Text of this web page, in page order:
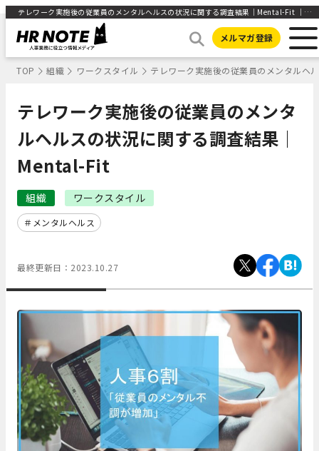
テレワーク実施後の従業員のメンタルヘルスの状況に関する調査結果｜Mental-Fit ｜HR NOTE
メルマガ登録
TOP 組織 ワークスタイル テレワーク実施後の従業員のメンタルヘ
テレワーク実施後の従業員のメンタ
ルヘルスの状況に関する調査結果｜
Mental-Fit
組織 ワークスタイル
メンタルヘルス
最終更新日： 2023.10.27